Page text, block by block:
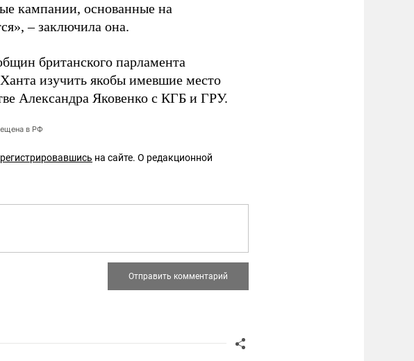
кампании, основанные на
– заключила она.
британского парламента
изучить якобы имевшие место
Александра Яковенко с КГБ и ГРУ.
в РФ
на сайте. О редакционной